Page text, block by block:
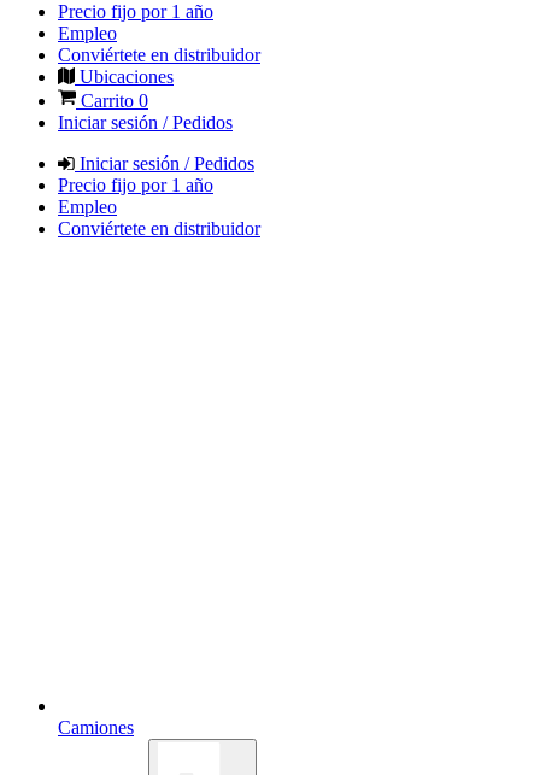
Precio fijo por 1 año
Empleo
Conviértete en distribuidor
Ubicaciones
Carrito 0
Iniciar sesión / Pedidos
Iniciar sesión / Pedidos
Precio fijo por 1 año
Empleo
Conviértete en distribuidor
Camiones